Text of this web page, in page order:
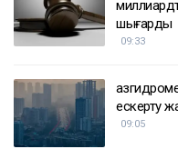
шығарды
09:33
ескерту
09:05